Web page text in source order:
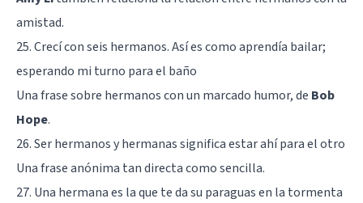
amistad.
25. Crecí con seis hermanos. Así es como aprendía bailar;
esperando mi turno para el baño
Una frase sobre hermanos con un marcado humor, de Bob
Hope.
26. Ser hermanos y hermanas significa estar ahí para el otro
Una frase anónima tan directa como sencilla.
27. Una hermana es la que te da su paraguas en la tormenta